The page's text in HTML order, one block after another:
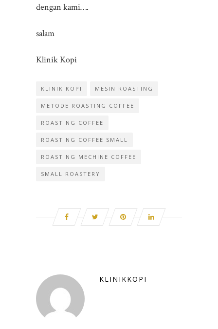
dengan kami….
salam
Klinik Kopi
KLINIK KOPI MESIN ROASTING
METODE ROASTING COFFEE
ROASTING COFFEE
ROASTING COFFEE SMALL
ROASTING MECHINE COFFEE
SMALL ROASTERY
KLINIKKOPI